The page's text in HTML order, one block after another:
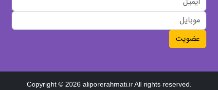
عضویت
Copyright © 2026 aliporerahmati.ir All rights reserved.